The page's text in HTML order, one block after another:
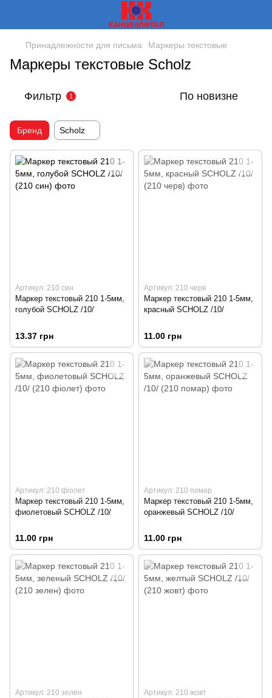
Принадлежности для письма Маркеры текстовые
Маркеры текстовые Scholz
Фильтр 1 По новизне
Бренд Scholz
Артикул: 210 син
Маркер текстовый 210 1-5мм,
голубой SCHOLZ /10/
13.37 грн
Артикул: 210 черв
Маркер текстовый 210 1-5мм,
красный SCHOLZ /10/
11.00 грн
Артикул: 210 фіолет
Маркер текстовый 210 1-5мм,
фиолетовый SCHOLZ /10/
11.00 грн
Артикул: 210 помар
Маркер текстовый 210 1-5мм,
оранжевый SCHOLZ /10/
11.00 грн
Артикул: 210 зелен Артикул: 210 жовт